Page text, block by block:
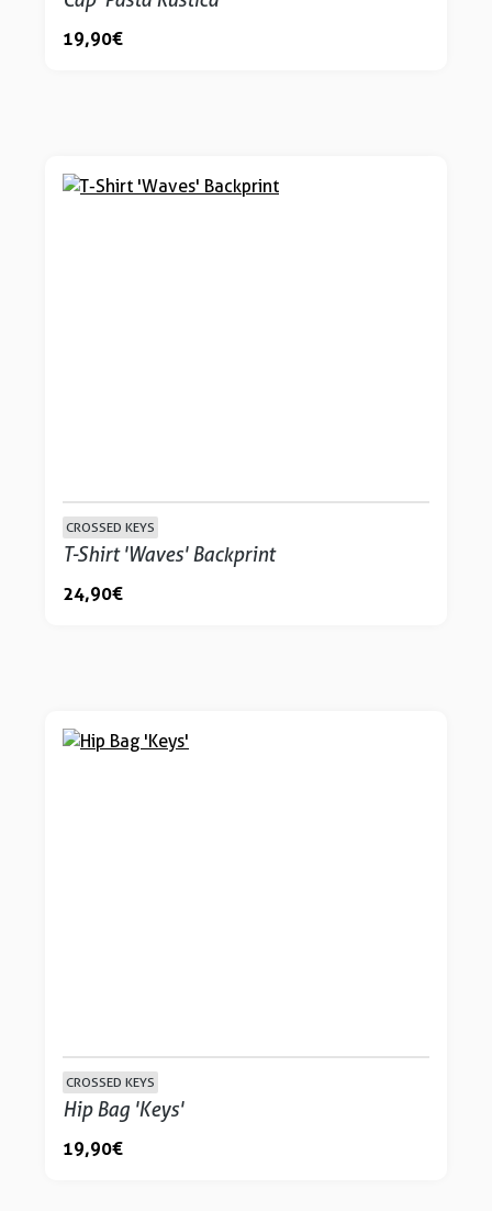
19,90 €
CROSSED KEYS
T-Shirt 'Waves' Backprint
24,90 €
CROSSED KEYS
Hip Bag 'Keys'
19,90 €